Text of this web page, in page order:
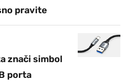
pravite
znači simbol
porta